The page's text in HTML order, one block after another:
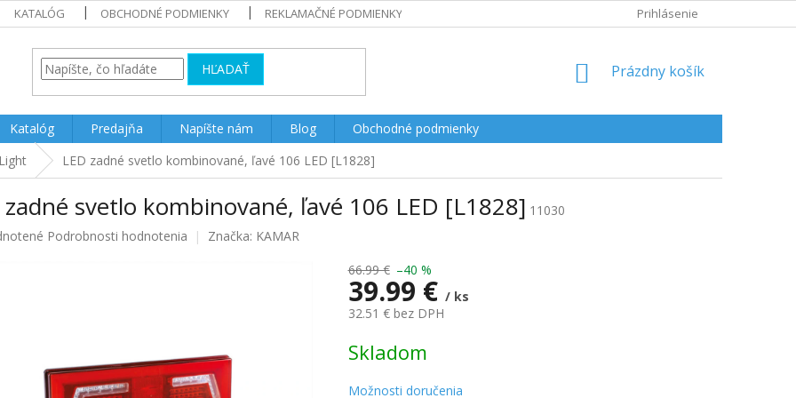
KATALÓG OBCHODNÉ PODMIENKY REKLAMAČNÉ PODMIENKY Prihlásenie
HĽADAŤ
NÁKUPNÝ
Prázdny košík
Katalóg Predajňa Napíšte nám Blog
Obchodné podmienky
LED zadné svetlo kombinované, ľavé 106 LED [L1828]
zadné svetlo kombinované, ľavé 106 LED [L1828] 11030
Podrobnosti hodnotenia Značka: KAMAR
66.99 € –40 %
39.99 € / ks
32.51 € bez DPH
cena:
Skladom
Možnosti doručenia